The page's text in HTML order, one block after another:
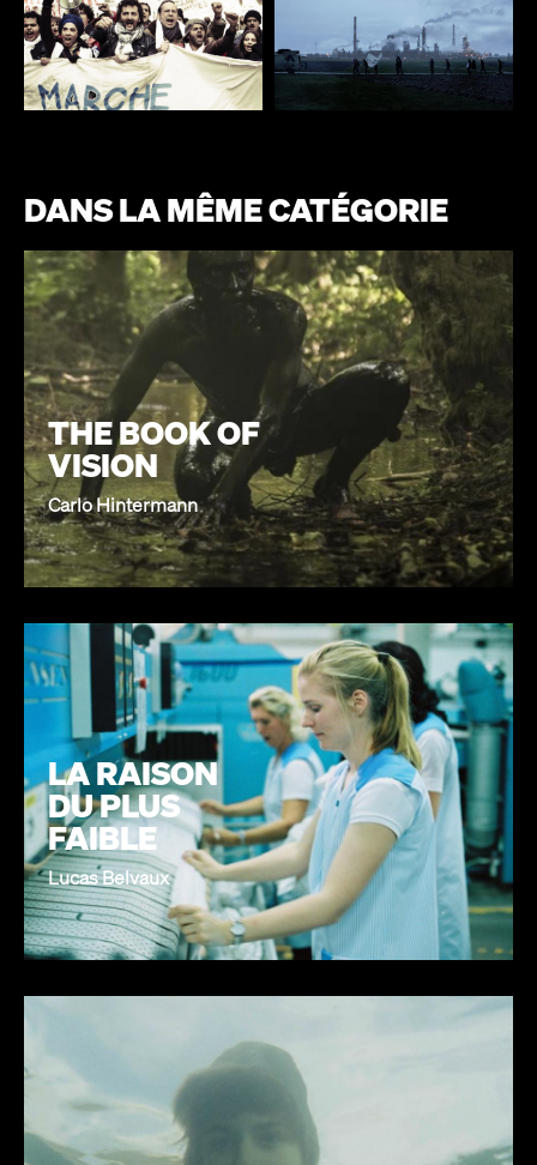
DANS LA MÊME CATÉGORIE
THE BOOK OF
VISION
Carlo Hintermann
LA RAISON
DU PLUS
FAIBLE
Lucas Belvaux